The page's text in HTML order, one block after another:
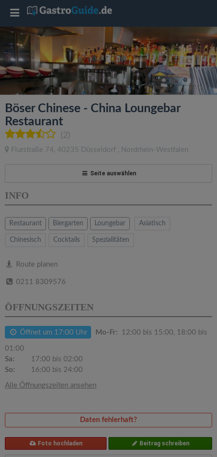
Böser Chinese - China Loungebar
Restaurant
(2)
Flurstraße 74, 40235 Düsseldorf , Nordrhein-Westfalen
Seite auswählen
INFO
Restaurant Biergarten Loungebar Asiatisch
Chinesisch Cocktails Spezialitäten
Route planen
0211 8309576
ÖFFNUNGSZEITEN
Öffnet um 17:00 Uhr Mo-Fr: 12:00 bis 15:00, 18:00 bis
01:00
Sa:
17:00 bis 02:00
So:
16:00 bis 24:00
Alle Öffnungszeiten ansehen
Daten fehlerhaft?
Foto hochladen Beitrag schreiben
T
g
e
a
v
i
i